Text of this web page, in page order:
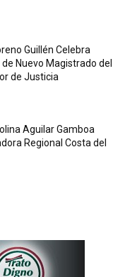
Guillén Celebra
Nuevo Magistrado del
de Justicia
Aguilar Gamboa
Regional Costa del